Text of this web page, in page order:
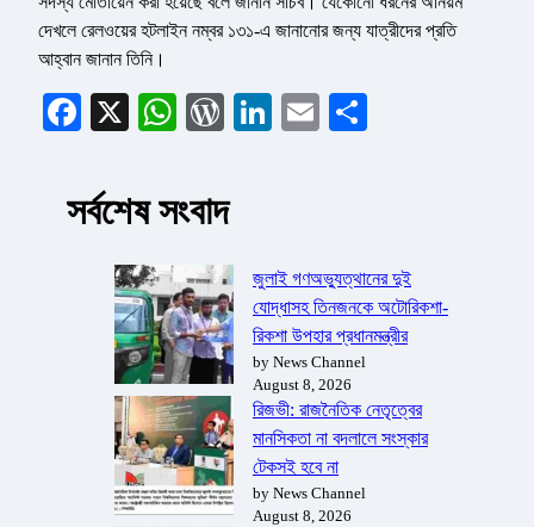
দেখলে রেলওয়ের হটলাইন নম্বর ১৩১-এ জানানোর জন্য যাত্রীদের প্রতি
আহ্বান জানান তিনি।
Facebook
X WhatsApp
WordPress
LinkedIn
Email
সর্বশেষ সংবাদ
জুলাই গণঅভ্যুত্থানের দুই
যোদ্ধাসহ তিনজনকে অটোরিকশা-
রিকশা উপহার প্রধানমন্ত্রীর
by News Channel
August 8, 2026
রিজভী: রাজনৈতিক নেতৃত্বের
মানসিকতা না বদলালে সংস্কার
টেকসই হবে না
by News Channel
August 8, 2026